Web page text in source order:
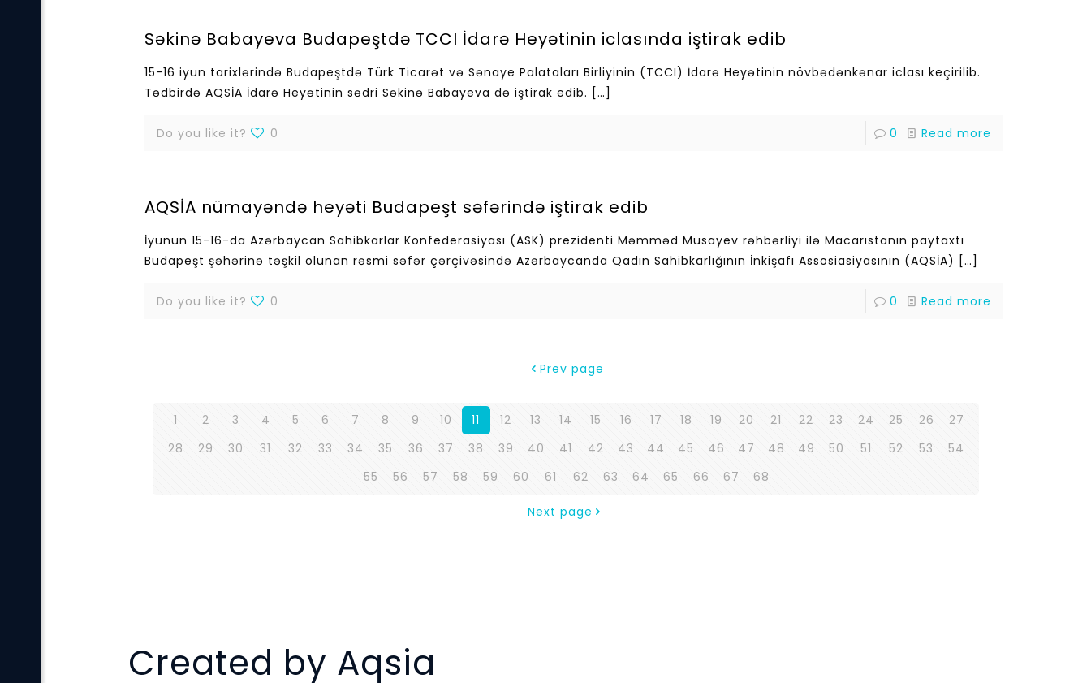
Səkinə Babayeva Budapeştdə TCCI İdarə Heyətinin iclasında iştirak edib
15-16 iyun tarixlərində Budapeştdə Türk Ticarət və Sənaye Palataları Birliyinin (TCCI) İdarə Heyətinin növbədənkənar iclası keçirilib.
Tədbirdə AQSİA İdarə Heyətinin sədri Səkinə Babayeva də iştirak edib. […]
Do you like it? 0 0 Read more
AQSİA nümayəndə heyəti Budapeşt səfərində iştirak edib
İyunun 15-16-da Azərbaycan Sahibkarlar Konfederasiyası (ASK) prezidenti Məmməd Musayev rəhbərliyi ilə Macarıstanın paytaxtı
Budapeşt şəhərinə təşkil olunan rəsmi səfər çərçivəsində Azərbaycanda Qadın Sahibkarlığının İnkişafı Assosiasiyasının (AQSİA) […]
Do you like it? 0 0 Read more
Prev page
1 2 3 4 5 6 7 8 9 10 11 12 13 14 15 16 17 18 19 20 21 22 23 24 25 26
27
28
29 30 31 32 33 34 35 36 37 38 39 40 41 42 43 44 45 46 47 48 49 50 51 52 53
54
55
56 57 58 59 60 61 62 63 64 65 66 67 68
Next page
Created by Aqsia